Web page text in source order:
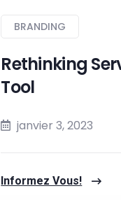
BRANDING
Rethinking
Tool
janvier 3, 2023
Informez Vous!